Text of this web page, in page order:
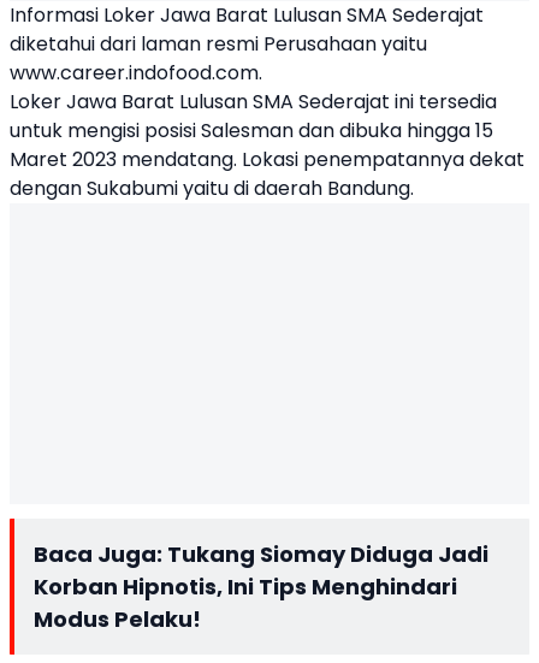
Informasi Loker Jawa Barat Lulusan SMA Sederajat
diketahui dari laman resmi Perusahaan yaitu
www.career.indofood.com.
Loker Jawa Barat Lulusan SMA Sederajat ini tersedia
untuk mengisi posisi Salesman dan dibuka hingga 15
Maret 2023 mendatang. Lokasi penempatannya dekat
dengan Sukabumi yaitu di daerah Bandung.
Baca Juga: Tukang Siomay Diduga Jadi
Korban Hipnotis, Ini Tips Menghindari
Modus Pelaku!